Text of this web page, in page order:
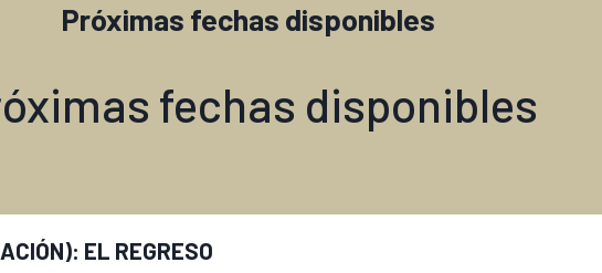
Próximas fechas disponibles
fechas disponibles
EL REGRESO